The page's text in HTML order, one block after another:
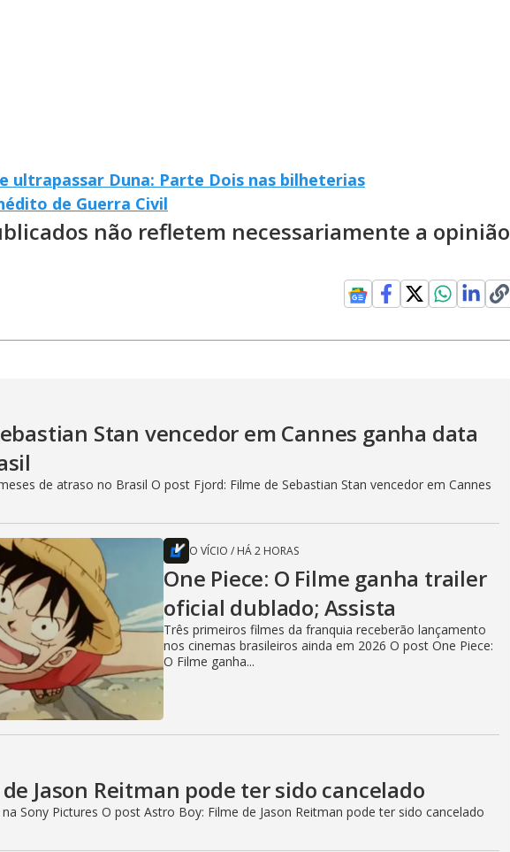
ultrapassar Duna: Parte Dois nas bilheterias
de Guerra Civil
não refletem necessariamente a opinião
Stan vencedor em Cannes ganha data
de atraso no Brasil O post Fjord: Filme de Sebastian Stan vencedor em Cannes
O VÍCIO / HÁ 2 HORAS
One Piece: O Filme ganha trailer
oficial dublado; Assista
Três primeiros filmes da franquia receberão lançamento
nos cinemas brasileiros ainda em 2026 O post One Piece:
O Filme ganha...
Jason Reitman pode ter sido cancelado
Sony Pictures O post Astro Boy: Filme de Jason Reitman pode ter sido cancelado